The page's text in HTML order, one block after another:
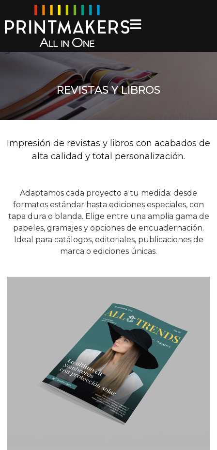
REVISTAS Y LIBROS
Impresión de revistas y libros con acabados de
alta calidad y total personalización.
Adaptamos cada proyecto a tu medida: desde
formatos estándar hasta ediciones especiales, con
tapa dura o blanda. Elige entre una amplia gama de
papeles, gramajes y opciones de encuadernación.
Ideal para catálogos, editoriales, publicaciones de
marca o ediciones únicas.